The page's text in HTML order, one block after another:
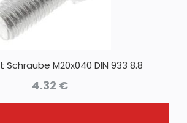
Schraube M20x040 DIN 933 8.8
4.32 €